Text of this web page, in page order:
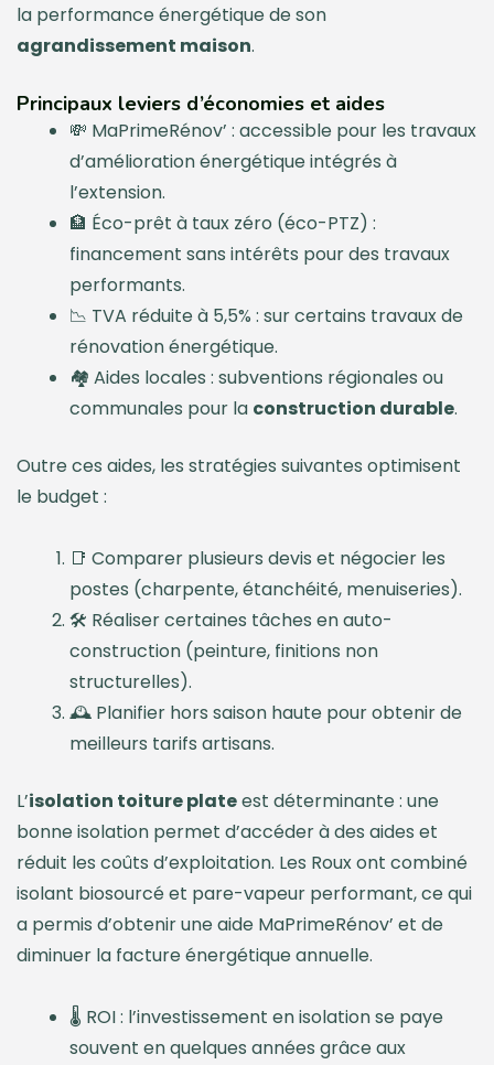
la performance énergétique de son
agrandissement maison.
Principaux leviers d’économies et aides
💸 MaPrimeRénov’ : accessible pour les travaux
d’amélioration énergétique intégrés à
l’extension.
🏦 Éco-prêt à taux zéro (éco-PTZ) :
financement sans intérêts pour des travaux
performants.
📉 TVA réduite à 5,5% : sur certains travaux de
rénovation énergétique.
🏘️ Aides locales : subventions régionales ou
communales pour la construction durable.
Outre ces aides, les stratégies suivantes optimisent
le budget :
📑 Comparer plusieurs devis et négocier les
postes (charpente, étanchéité, menuiseries).
🛠️ Réaliser certaines tâches en auto-
construction (peinture, finitions non
structurelles).
🕰️ Planifier hors saison haute pour obtenir de
meilleurs tarifs artisans.
L’isolation toiture plateest déterminante : une
bonne isolation permet d’accéder à des aides et
réduit les coûts d’exploitation. Les Roux ont combiné
isolant biosourcé et pare-vapeur performant, ce qui
a permis d’obtenir une aide MaPrimeRénov’ et de
diminuer la facture énergétique annuelle.
🌡️ ROI : l’investissement en isolation se paye
souvent en quelques années grâce aux